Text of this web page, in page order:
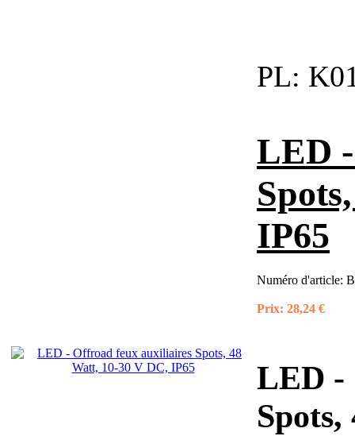
PL:
LED
IP65
Numéro d'article:
Prix: 28,24 €
LED -
Spots,